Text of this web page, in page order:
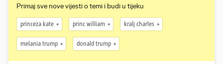
Primaj sve nove vijesti o temi i budi u tijeku
princeza kate princ william kralj charles
melania trump donald trump